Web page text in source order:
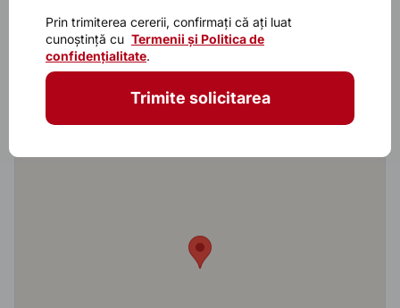
Caracteristicile principalele
Model
Prin trimiterea cererii, confirmați că ați luat
cunoștință cu Termenii și Politica de
confidențialitate.
Trimite solicitarea